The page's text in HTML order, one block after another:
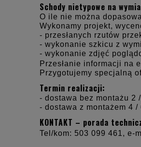
Schody nietypowe na
O ile nie można
Wykonamy projekt,
- przesłanych rzutów
- wykonanie szkicu z
- wykonanie zdjęć
Przesłanie informacji na
Przygotujemy specjalną
Termin realizacji:
- dostawa bez montażu 2
- dostawa z montażem 4 /
KONTAKT – porada
Tel/kom: 503 099 461, e-